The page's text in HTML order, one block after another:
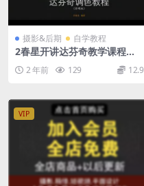
摄影&后期 自学教程
2春星开讲达芬奇教学课程➕
2 年前 129 12.9
VIP